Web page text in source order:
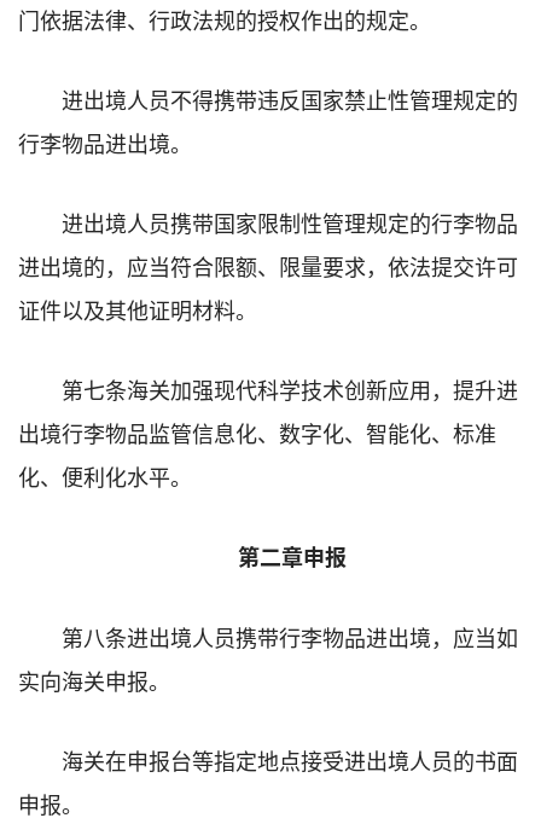
门依据法律、行政法规的授权作出的规定。
进出境人员不得携带违反国家禁止性管理规定的
行李物品进出境。
进出境人员携带国家限制性管理规定的行李物品
进出境的，应当符合限额、限量要求，依法提交许可
证件以及其他证明材料。
第七条海关加强现代科学技术创新应用，提升进
出境行李物品监管信息化、数字化、智能化、标准
化、便利化水平。
第二章申报
第八条进出境人员携带行李物品进出境，应当如
实向海关申报。
海关在申报台等指定地点接受进出境人员的书面
申报。